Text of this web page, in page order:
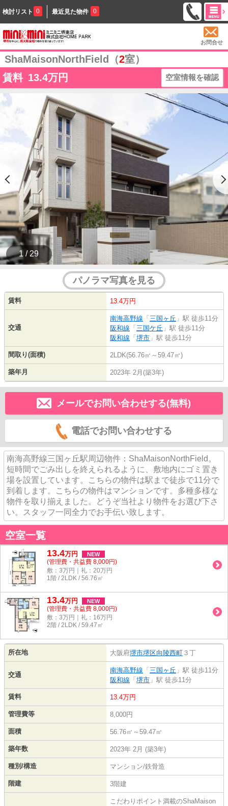
検討リスト 0 最近見た物件 0
お問合せ
ShaMaisonNorthField（2室）
賃料 13.4万円 空室情報を確認
1 / 29
パノラマ写真を見る
賃料 13.4万円
交通
南海高野線 「 三国ヶ丘 」駅 徒歩11分
阪和線 「 三国ケ丘 」駅 徒歩11分
阪和線 「 堺市 」駅 徒歩11分
間取り(面積) 2LDK(56.76㎡～59.47㎡)
築年月 2023年 2月(築3年)
メールでお問い合わせする(無料)
電話でお問い合わせする
南海高野線三国ヶ丘駅周辺物件：ShaMaisonNorthField。
短時間でごみ出しを終えられるように、敷地内にゴミ置き
場を設置しています。こちらの物件は駅まで徒歩で11分で
到着します。こちらの物件はマンションです。多種多様な
物件を取り揃えました。どうぞ当社より物件をお選び下さ
い。スタッフ一同全力でお手伝い致します。
空室一覧
13.4万円 NEW
(管理費・共益費 8,000円)
敷：3万円｜礼：20万円
1階 / 2LDK / 56.76㎡
13.4万円 NEW
(管理費・共益費 8,000円)
敷：3万円｜礼：16万円
2階 / 2LDK / 59.47㎡
所在地 大阪府堺市堺区向陵西町 ３丁
交通
南海高野線 「 三国ヶ丘 」駅 徒歩11分
阪和線 「 堺市 」駅 徒歩11分
賃料 13.4万円
管理費等 8,000円
面積 56.76㎡～59.47㎡
築年数 2023年 2月 (築3年)
種別/構造 マンション/鉄骨造
階建 3階建
こだわりポイント満載のShaMaison